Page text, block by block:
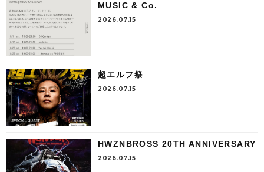
MUSIC & Co.
2026.07.15
超エルフ祭
2026.07.15
HWZNBROSS 20TH ANNIVERSARY
2026.07.15